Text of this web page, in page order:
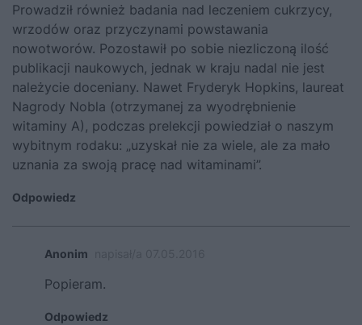
Prowadził również badania nad leczeniem cukrzycy,
wrzodów oraz przyczynami powstawania
nowotworów. Pozostawił po sobie niezliczoną ilość
publikacji naukowych, jednak w kraju nadal nie jest
należycie doceniany. Nawet Fryderyk Hopkins, laureat
Nagrody Nobla (otrzymanej za wyodrębnienie
witaminy A), podczas prelekcji powiedział o naszym
wybitnym rodaku: „uzyskał nie za wiele, ale za mało
uznania za swoją pracę nad witaminami”.
Odpowiedz
Anonim
Popieram.
Odpowiedz